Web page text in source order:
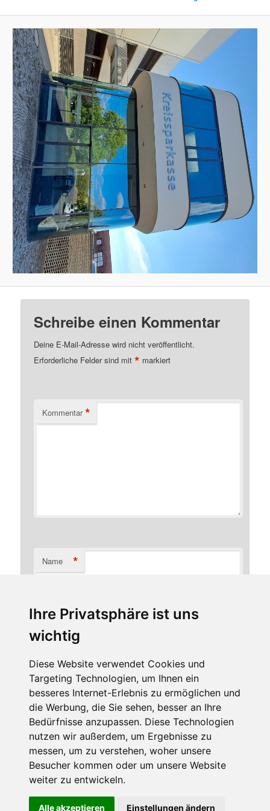
Ihre Privatsphäre ist uns
wichtig
Diese Website verwendet Cookies und
Targeting Technologien, um Ihnen ein
besseres Internet-Erlebnis zu ermöglichen und
die Werbung, die Sie sehen, besser an Ihre
Bedürfnisse anzupassen. Diese Technologien
nutzen wir außerdem, um Ergebnisse zu
messen, um zu verstehen, woher unsere
Besucher kommen oder um unsere Website
weiter zu entwickeln.
Alle akzeptieren Einstellungen ändern
Schreibe einen Kommentar
Deine E-Mail-Adresse wird nicht veröffentlicht.
Erforderliche Felder sind mit* markiert
Kommentar *
Name *
E-Mail-Adresse *
Website
Stolz präsentiert von WordPress